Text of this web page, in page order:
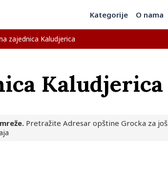
Kategorije O nama
zajednica Kaludjerica
Kaludjerica
Pretražite Adresar opštine Grocka za još